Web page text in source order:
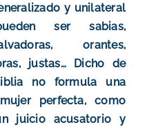
y unilateral
ser sabias,
orantes,
justas… Dicho de
no formula una
perfecta, como
juicio acusatorio y